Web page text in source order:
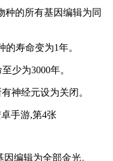
种的所有基因编辑为同
的寿命变为1年。
少为3000年。
神经元设为关闭。
因编辑为全部金光。